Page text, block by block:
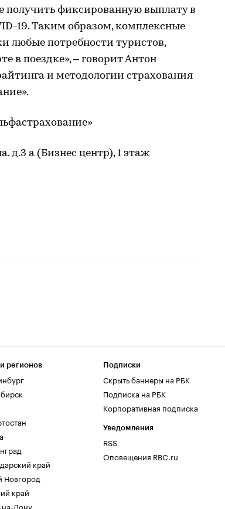
фиксированную выплату в
19. Таким образом, комплексные
любые потребности туристов,
в поездке», – говорит Антон
и методологии страхования
д.3 а (Бизнес центр), 1 этаж
регионов
край
Новгород
край
на-Дону
Подписки
Скрыть баннеры на РБК
Подписка на РБК
Корпоративная подписка
Уведомления
RSS
Оповещения RBC.ru